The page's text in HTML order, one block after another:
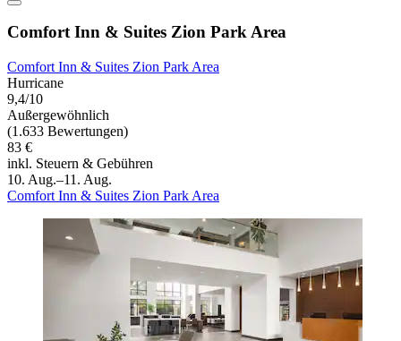
Comfort Inn & Suites Zion Park Area
Comfort Inn & Suites Zion Park Area
Hurricane
9,4/10
Außergewöhnlich
(1.633 Bewertungen)
83 €
inkl. Steuern & Gebühren
10. Aug.–11. Aug.
Comfort Inn & Suites Zion Park Area